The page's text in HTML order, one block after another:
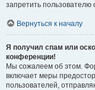
запретить
Вернуться к началу
Я получил спам или
конференции!
Мы сожалеем об этом.
включает меры
пользователей,